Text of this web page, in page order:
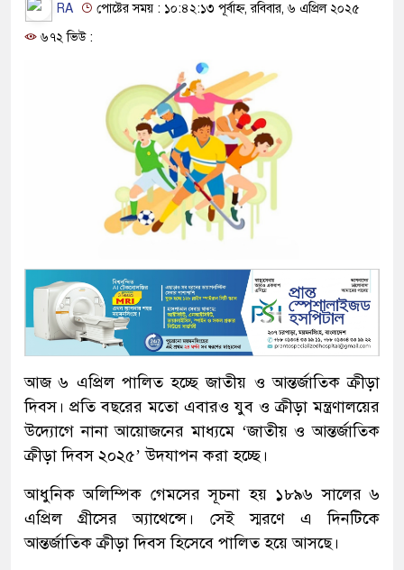
RA
পোষ্টের সময় : ১০:৪২:১৩ পূর্বাহ্ন, রবিবার, ৬ এপ্রিল ২০২৫
৬৭২ ভিউ :
আজ ৬ এপ্রিল পালিত হচ্ছে জাতীয় ও আন্তর্জাতিক ক্রীড়া
দিবস। প্রতি বছরের মতো এবারও যুব ও ক্রীড়া মন্ত্রণালয়ের
উদ্যোগে নানা আয়োজনের মাধ্যমে ‘জাতীয় ও আন্তর্জাতিক
ক্রীড়া দিবস ২০২৫’ উদযাপন করা হচ্ছে।
আধুনিক অলিম্পিক গেমসের সূচনা হয় ১৮৯৬ সালের ৬
এপ্রিল গ্রীসের অ্যাথেন্সে। সেই স্মরণে এ দিনটিকে
আন্তর্জাতিক ক্রীড়া দিবস হিসেবে পালিত হয়ে আসছে।